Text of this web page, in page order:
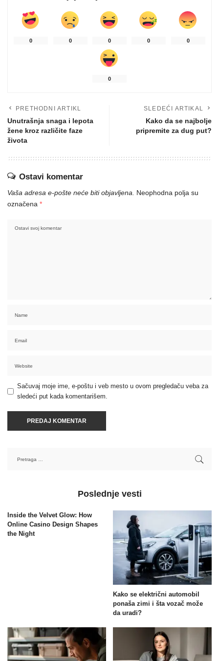
0 0 0 0 0
0
PRETHODNI ARTIKL
Unutrašnja snaga i lepota
žene kroz različite faze
života
SLEDEĆI ARTIKAL
Kako da se najbolje
pripremite za dug put?
Ostavi komentar
Vaša adresa e-pošte neće biti objavljena. Neophodna polja su
označena *
Sačuvaj moje ime, e-poštu i veb mesto u ovom pregledaču veba za
sledeći put kada komentarišem.
Poslednje vesti
Inside the Velvet Glow: How
Online Casino Design Shapes
the Night
Kako se električni automobil
ponaša zimi i šta vozač može
da uradi?